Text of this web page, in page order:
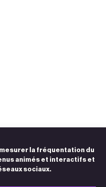
la fréquentation du
animés et interactifs et
sociaux.